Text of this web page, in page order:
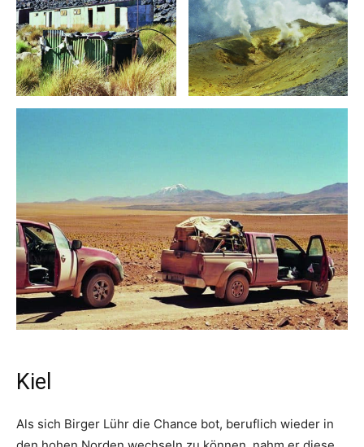
Kiel
Als sich Birger Lühr die Chance bot, beruflich wieder in